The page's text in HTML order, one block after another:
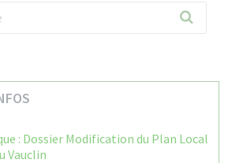
: Dossier Modification du Plan Local
Vauclin